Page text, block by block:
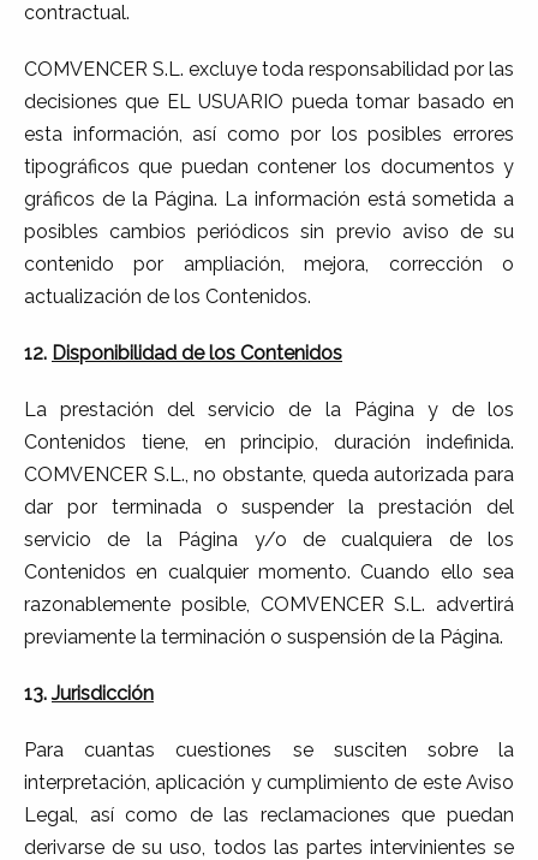
contractual.
COMVENCER S.L. excluye toda responsabilidad por las
decisiones que EL USUARIO pueda tomar basado en
esta información, así como por los posibles errores
tipográficos que puedan contener los documentos y
gráficos de la Página. La información está sometida a
posibles cambios periódicos sin previo aviso de su
contenido por ampliación, mejora, corrección o
actualización de los Contenidos.
12. Disponibilidad de los Contenidos
La prestación del servicio de la Página y de los
Contenidos tiene, en principio, duración indefinida.
COMVENCER S.L., no obstante, queda autorizada para
dar por terminada o suspender la prestación del
servicio de la Página y/o de cualquiera de los
Contenidos en cualquier momento. Cuando ello sea
razonablemente posible, COMVENCER S.L. advertirá
previamente la terminación o suspensión de la Página.
13. Jurisdicción
Para cuantas cuestiones se susciten sobre la
interpretación, aplicación y cumplimiento de este Aviso
Legal, así como de las reclamaciones que puedan
derivarse de su uso, todos las partes intervinientes se